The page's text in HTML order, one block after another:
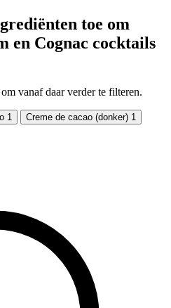
toe om
en Cognac cocktails
vanaf daar verder te filteren.
1 Creme de cacao (donker) 1